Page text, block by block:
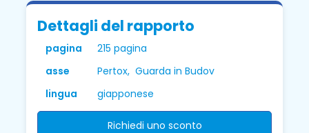
Dettagli del rapporto
pagina
215 pagina
asse
Pertox, Guarda in Budov
lingua
giapponese
Richiedi uno sconto